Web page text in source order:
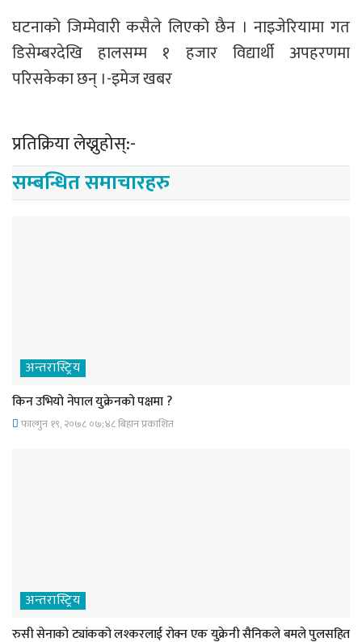
घटनाको जिम्मेवारी कसैले लिएको छैन । नाइजेरियामा गत
डिसेम्बरदेखि हालसम्म १ हजार विद्यार्थी अपहरणमा
परिसकेका छन् ।-इमेज खबर
प्रतिक्रिया लेख्नुहोस्:-
सम्बन्धित समाचारहरु
अन्तरास्ट्रिय
किन उभियो नेपाल युक्रेनको पक्षमा ?
फाल्गुन १९, २०७८ ०७;४८ बिहान प्रकाशित
अन्तरास्ट्रिय
रुसी सेनाको ट्यांकको लश्करलाई रोक्न एक युक्रेनी सैनिकले बमले पुलसहित